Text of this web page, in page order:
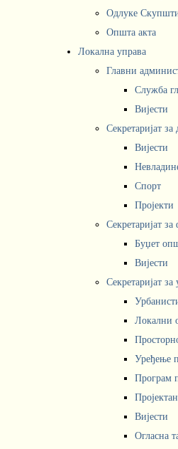
Одлуке
Општа акта
Локална управа
Главни
Служба
Вијести
Секретаријат
Вијести
Спорт
Пројекти
Секретаријат за
Буџет
Вијести
Секретаријат
Локални
Уређење
Програм
Вијести
Огласна